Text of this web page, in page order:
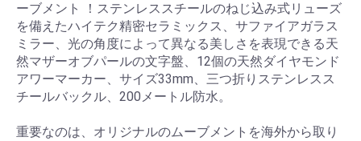
ーブメント ！ステンレススチールのねじ込み式リューズ
を備えたハイテク精密セラミックス、サファイアガラス
ミラー、光の角度によって異なる美しさを表現できる天
然マザーオブパールの文字盤、12個の天然ダイヤモンド
アワーマーカー、サイズ33mm、三つ折りステンレスス
チールバックル、200メートル防水。
重要なのは、オリジナルのムーブメントを海外から取り